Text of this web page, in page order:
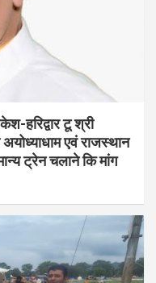
हरिद्वार टू श्री
एवं राजस्थान
ट्रेन चलाने कि मांग